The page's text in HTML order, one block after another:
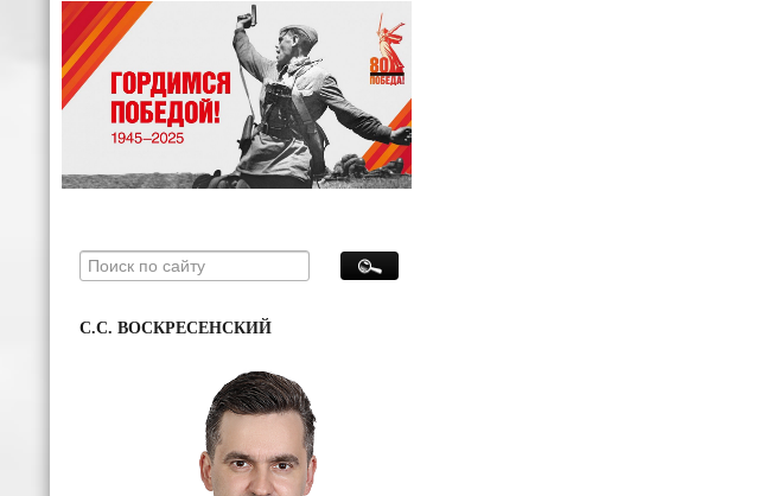
С.С. ВОСКРЕСЕНСКИЙ